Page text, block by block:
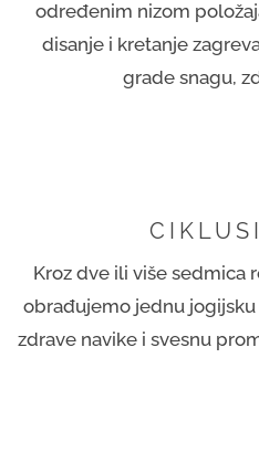
određenim nizom
disanje i kretanje
grade snagu,
Kroz dve ili više sedmica
obrađujemo jednu
zdrave navike i svesnu